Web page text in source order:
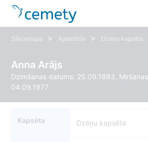
Sākumlapa > Apbedītie > Dzeņu kapsēta
Anna Arājs
Dzimšanas datums: 25.09.1893,
04.09.1977
Kapsēta Dzeņu kapsēta